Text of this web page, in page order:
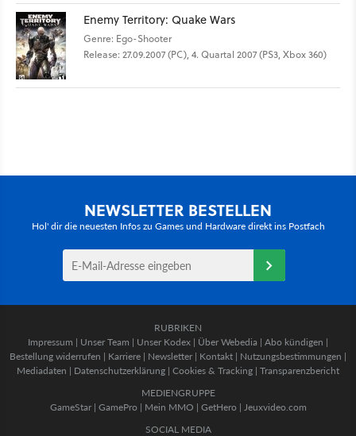
Enemy Territory: Quake Wars
Genre: Ego-Shooter
Release: 27.09.2007 (PC), 4. Quartal 2007 (PS3, Xbox 360)
NEWSLETTER BESTELLEN
Hol' dir die neuesten Infos zu Games und Hardware direkt ins Postfach
RUBRIKEN
Impressum | Unser Team | Unser Kodex | Über Webedia | Abo kündigen |
Bestellung widerrufen | Karriere | Newsletter | Kontakt | Nutzungsbestimmungen |
Mediadaten | Datenschutzerklärung | Cookies & Tracking | Transparenzbericht
MEDIENGRUPPE
GameStar| GamePro | Mein MMO | GetHero | Jeuxvideo.com
SOCIAL MEDIA